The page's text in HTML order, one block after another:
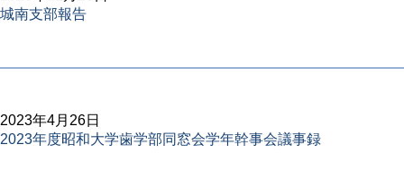
城南支部報告
2023年4月26日
2023年度昭和大学歯学部同窓会学年幹事会議事録